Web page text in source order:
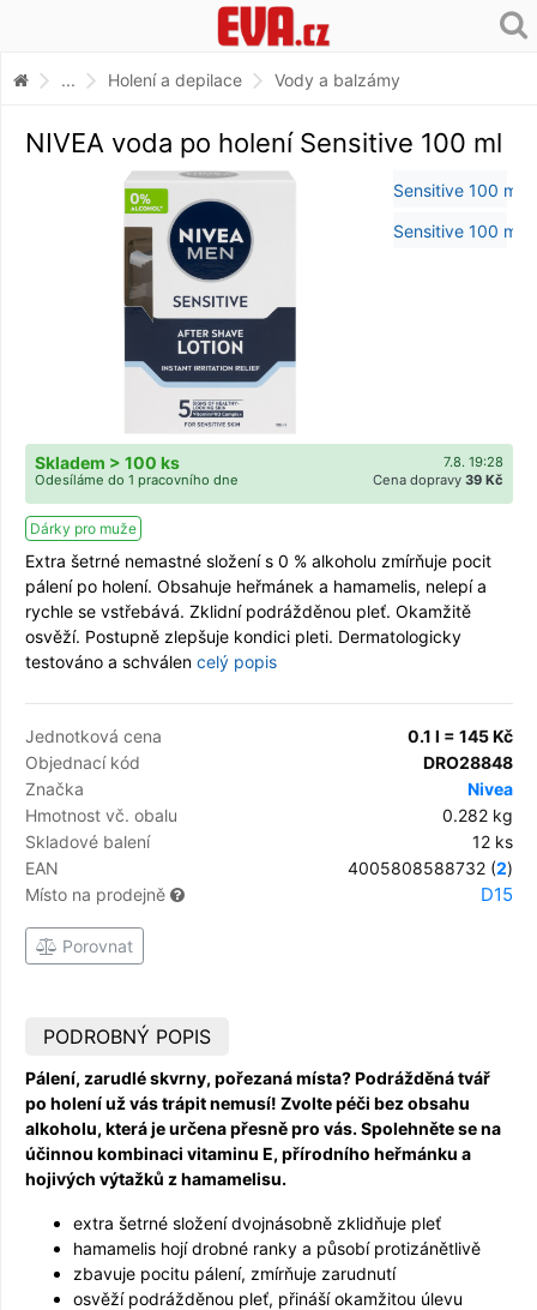
... Holení a depilace Vody a balzámy
NIVEA voda po holení Sensitive 100 ml
7.8. 19:28
Skladem > 100 ks
Cena dopravy 39 Kč
Odesíláme do 1 pracovního dne
Dárky pro muže
Extra šetrné nemastné složení s 0 % alkoholu zmírňuje pocit
pálení po holení. Obsahuje heřmánek a hamamelis, nelepí a
rychle se vstřebává. Zklidní podrážděnou pleť. Okamžitě
osvěží. Postupně zlepšuje kondici pleti. Dermatologicky
testováno a schválen celý popis
Jednotková cena
0.1 l = 145 Kč
Objednací kód
DRO28848
Značka
Nivea
Hmotnost vč. obalu
0.282 kg
Skladové balení
12 ks
EAN
4005808588732 (2)
Místo na prodejně
D15
Porovnat
PODROBNÝ POPIS
Pálení, zarudlé skvrny, pořezaná místa? Podrážděná tvář
po holení už vás trápit nemusí! Zvolte péči bez obsahu
alkoholu, která je určena přesně pro vás. Spolehněte se na
účinnou kombinaci vitaminu E, přírodního heřmánku a
hojivých výtažků z hamamelisu.
extra šetrné složení dvojnásobně zklidňuje pleť
hamamelis hojí drobné ranky a působí protizánětlivě
zbavuje pocitu pálení, zmírňuje zarudnutí
osvěží podrážděnou pleť, přináší okamžitou úlevu